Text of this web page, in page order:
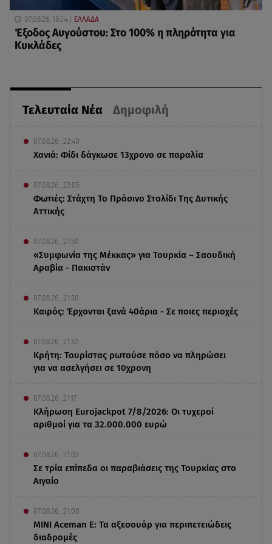
Τελευταία Νέα Δημοφιλή
07.08.26 , 22:40
Χανιά: Φίδι δάγκωσε 13χρονο σε παραλία
07.08.26 , 22:05
Φωτιές: Στάχτη Το Πράσινο Στολίδι Της Δυτικής
Αττικής
07.08.26 , 21:50
«Συμφωνία της Μέκκας» για Τουρκία – Σαουδική
Αραβία - Πακιστάν
07.08.26 , 21:50
Καιρός: Έρχονται ξανά 40άρια - Σε ποιες περιοχές
07.08.26 , 21:32
Κρήτη: Τουρίστας ρωτούσε πόσο να πληρώσει
για να ασελγήσει σε 10χρονη
07.08.26 , 21:17
Κλήρωση Eurojackpot 7/8/2026: Οι τυχεροί
αριθμοί για τα 32.000.000 ευρώ
07.08.26 , 21:03
Σε τρία επίπεδα οι παραβιάσεις της Τουρκίας στο
Αιγαίο
07.08.26 , 21:00
MINI Aceman E: Τα αξεσουάρ για περιπετειώδεις
διαδρομές
07.08.26, 18:34 ΕΛΛΑΔΑ
Έξοδος Αυγούστου: Στο 100% η πληρότητα για
Κυκλάδες